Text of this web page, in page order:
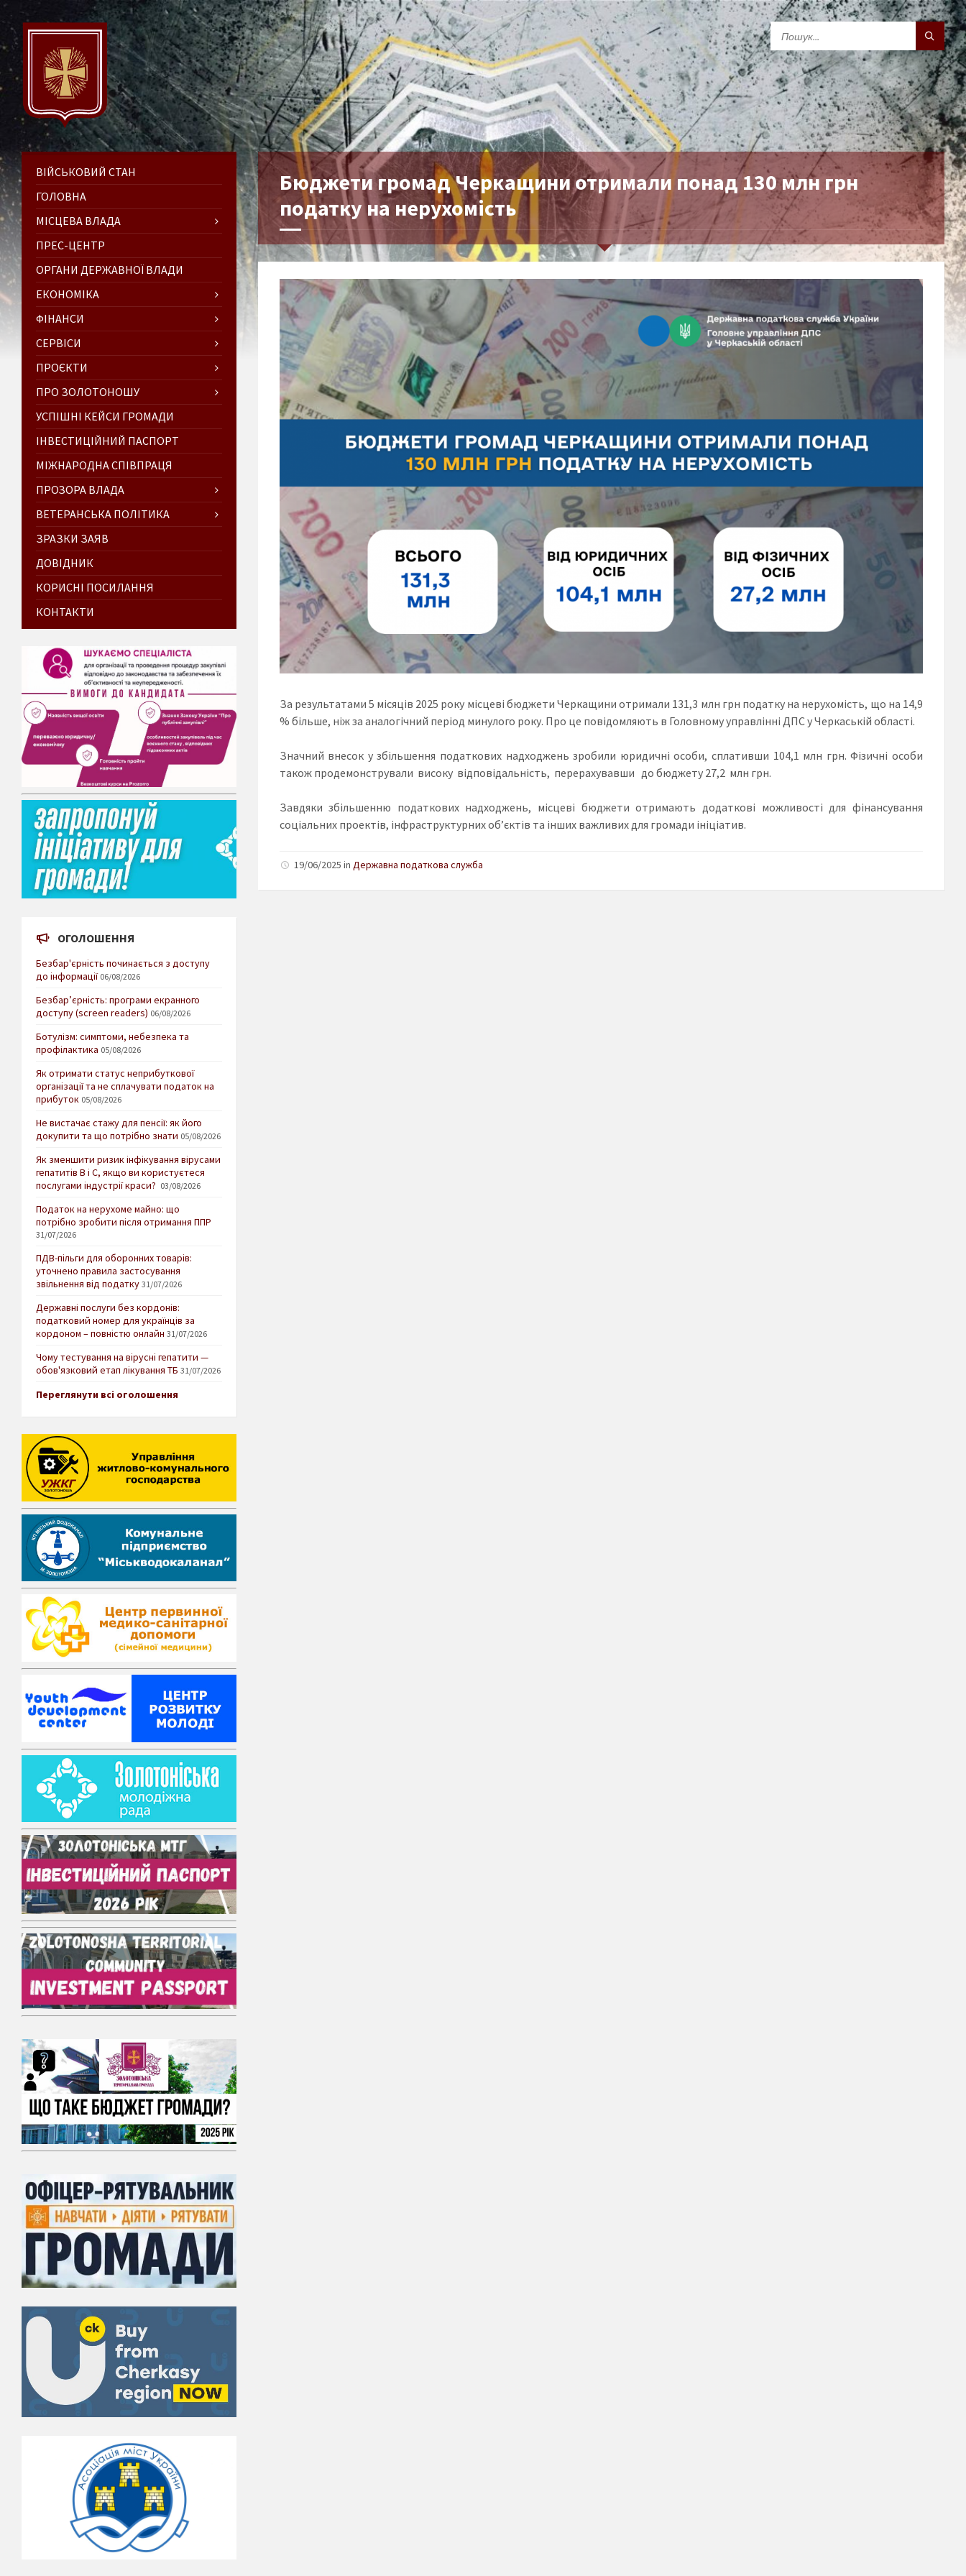
Бюджети громад Черкащини отримали понад 130 млн грн
податку на нерухомість
За результатами 5 місяців 2025 року місцеві бюджети Черкащини отримали 131,3 млн грн податку на нерухомість, що на 14,9
% більше, ніж за аналогічний період минулого року. Про це повідомляють в Головному управлінні ДПС у Черкаській області.
Значний внесок у збільшення податкових надходжень зробили юридичні особи, сплативши 104,1 млн грн. Фізичні особи
також продемонстрували високу відповідальність, перерахувавши до бюджету 27,2 млн грн.
Завдяки збільшенню податкових надходжень, місцеві бюджети отримають додаткові можливості для фінансування
соціальних проектів, інфраструктурних об’єктів та інших важливих для громади ініціатив.
19/06/2025 in Державна податкова служба
ВІЙСЬКОВИЙ СТАН
ГОЛОВНА
МІСЦЕВА ВЛАДА
ПРЕС-ЦЕНТР
ОРГАНИ ДЕРЖАВНОЇ ВЛАДИ
ЕКОНОМІКА
ФІНАНСИ
СЕРВІСИ
ПРОЄКТИ
ПРО ЗОЛОТОНОШУ
УСПІШНІ КЕЙСИ ГРОМАДИ
ІНВЕСТИЦІЙНИЙ ПАСПОРТ
МІЖНАРОДНА СПІВПРАЦЯ
ПРОЗОРА ВЛАДА
ВЕТЕРАНСЬКА ПОЛІТИКА
ЗРАЗКИ ЗАЯВ
ДОВІДНИК
КОРИСНІ ПОСИЛАННЯ
КОНТАКТИ
ОГОЛОШЕННЯ
Безбар'єрність починається з доступу
до інформації 06/08/2026
Безбар’єрність: програми екранного
доступу (screen readers) 06/08/2026
Ботулізм: симптоми, небезпека та
профілактика 05/08/2026
Як отримати статус неприбуткової
організації та не сплачувати податок на
прибуток 05/08/2026
Не вистачає стажу для пенсії: як його
докупити та що потрібно знати 05/08/2026
Як зменшити ризик інфікування вірусами
гепатитів В і С, якщо ви користуєтеся
послугами індустрії краси? 03/08/2026
Податок на нерухоме майно: що
потрібно зробити після отримання ППР
31/07/2026
ПДВ-пільги для оборонних товарів:
уточнено правила застосування
звільнення від податку 31/07/2026
Державні послуги без кордонів:
податковий номер для українців за
кордоном – повністю онлайн 31/07/2026
Чому тестування на вірусні гепатити —
обов'язковий етап лікування ТБ 31/07/2026
Переглянути всі оголошення